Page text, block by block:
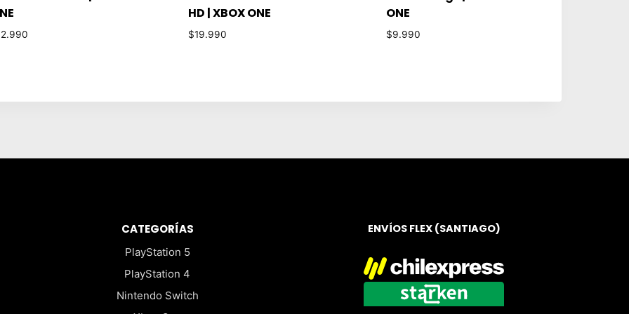
HD | XBOX ONE
$19.990
ONE
$9.990
CATEGORÍAS
PlayStation 5
PlayStation 4
Nintendo Switch
ENVÍOS FLEX (SANTIAGO)